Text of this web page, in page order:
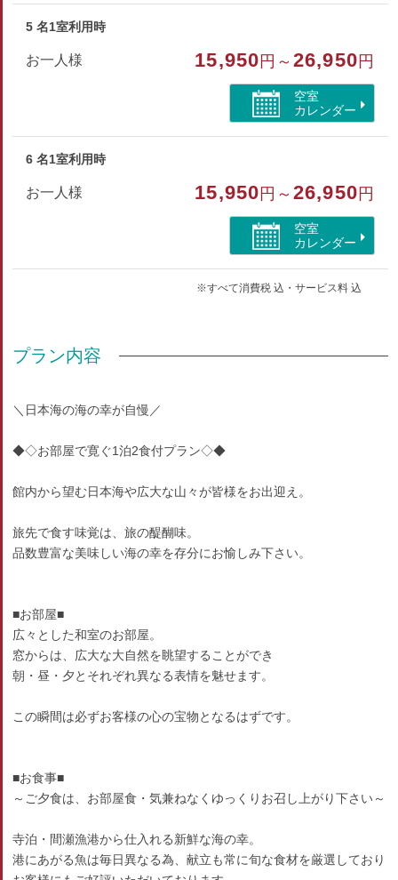
5 名1室利用時
お一人様 15,950 円～26,950 円
空室
カレンダー
6 名1室利用時
お一人様 15,950 円～26,950 円
空室
カレンダー
※すべて消費税 込・サービス料 込
プラン内容
＼日本海の海の幸が自慢／
◆◇お部屋で寛ぐ1泊2食付プラン◇◆
館内から望む日本海や広大な山々が皆様をお出迎え。
旅先で食す味覚は、旅の醍醐味。
品数豊富な美味しい海の幸を存分にお愉しみ下さい。
■お部屋■
広々とした和室のお部屋。
窓からは、広大な大自然を眺望することができ
朝・昼・夕とそれぞれ異なる表情を魅せます。
この瞬間は必ずお客様の心の宝物となるはずです。
■お食事■
～ご夕食は、お部屋食・気兼ねなくゆっくりお召し上がり下さい～
寺泊・間瀬漁港から仕入れる新鮮な海の幸。
港にあがる魚は毎日異なる為、献立も常に旬な食材を厳選しており